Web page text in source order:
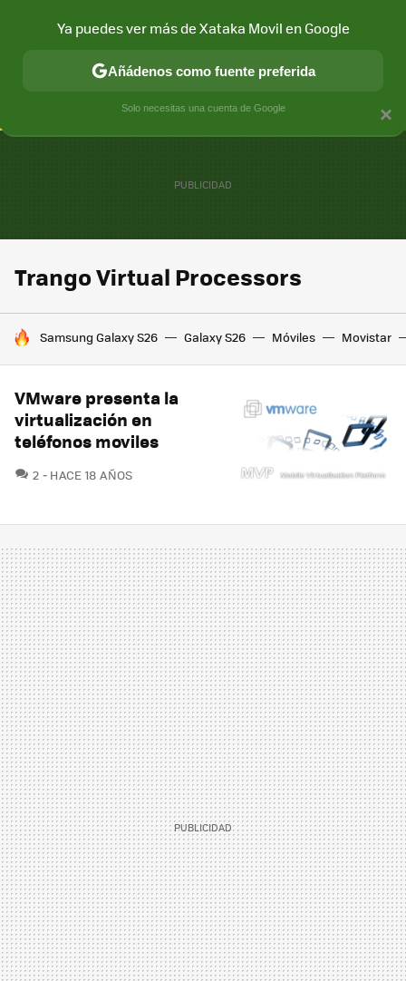
CONECTIVIDAD MÓVIL Y SOCIEDAD APLICACIONES
Trango Virtual Processors
HOY SE HABLA DE
Samsung Galaxy S26 Galaxy S26 Móviles Movistar
VMware presenta la
virtualización en
teléfonos moviles
2 COMENTARIOS
HACE 18 AÑOS
×
Ya puedes ver más de Xataka Movil en Google
Añádenos como fuente preferida
Solo necesitas una cuenta de Google